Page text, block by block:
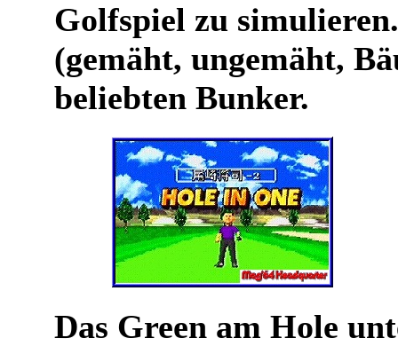
Golfspiel zu
(gemäht, ungemäht,
beliebten Bunker.
Das Green am Hole